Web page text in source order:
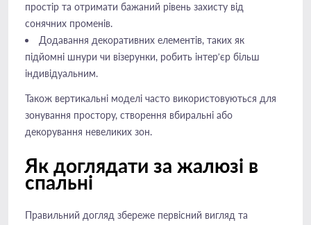
простір та отримати бажаний рівень захисту від
сонячних променів.
Додавання декоративних елементів, таких як
підйомні шнури чи візерунки, робить інтер’єр більш
індивідуальним.
Також вертикальні моделі часто використовуються для
зонування простору, створення вбиральні або
декорування невеликих зон.
Як доглядати за жалюзі в
спальні
Правильний догляд збереже первісний вигляд та